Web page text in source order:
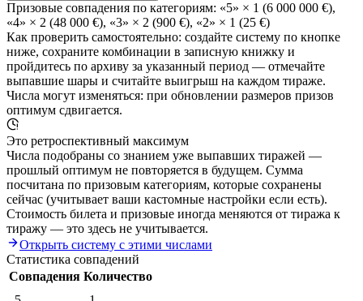
Призовые совпадения по категориям: «5» × 1 (6 000 000 €),
«4» × 2 (48 000 €), «3» × 2 (900 €), «2» × 1 (25 €)
Как проверить самостоятельно: создайте систему по кнопке
ниже, сохраните комбинации в записную книжку и
пройдитесь по архиву за указанный период — отмечайте
выпавшие шары и считайте выигрыш на каждом тираже.
Числа могут изменяться: при обновлении размеров призов
оптимум сдвигается.
Это ретроспективный максимум
Числа подобраны со знанием уже выпавших тиражей —
прошлый оптимум не повторяется в будущем. Сумма
посчитана по призовым категориям, которые сохранены
сейчас (учитывает ваши кастомные настройки если есть).
Стоимость билета и призовые иногда меняются от тиража к
тиражу — это здесь не учитывается.
Открыть систему с этими числами
Статистика совпадений
Совпадения Количество